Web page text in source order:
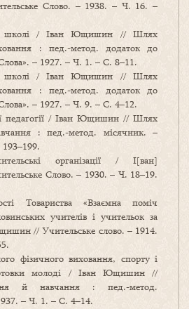
Слово. – 1938. – Ч. 16. –
в школі / Іван Ющишин // Шлях
: пед.-метод. додаток до
– 1927. – Ч. 1. – С. 8–11.
в школі / Іван Ющишин // Шлях
: пед.-метод. додаток до
– 1927. – Ч. 9. – С. 4–12.
педаґоґії / Іван Ющишин // Шлях
: пед.-метод. місячник. –
організації / І[ван]
Слово. – 1930. – Ч. 18–19.
Товариства «Взаємна поміч
учителів і учительок за
// Учительське слово. – 1914.
фізичного виховання, спорту і
молоді / Іван Ющишин //
й навчання : пед.-метод.
– Ч. 1. – С. 4–14.